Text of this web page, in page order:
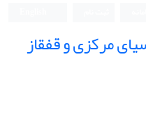
مرکزی و قفقاز